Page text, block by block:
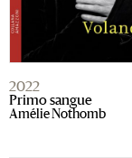
2022
Primo sangue
Amélie Nothomb